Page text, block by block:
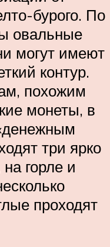
бурого. По
овальные
могут имеют
контур.
похожим
монеты, в
три ярко
горле и
проходят